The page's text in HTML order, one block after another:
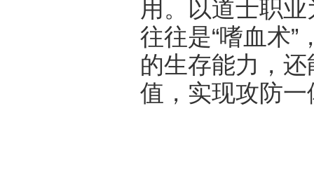
用。以道士职
往往是“嗜血术
的生存能力，
值，实现攻防